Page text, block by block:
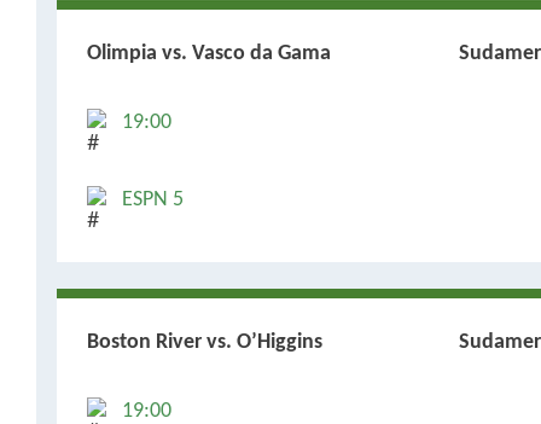
Olimpia vs. Vasco da Gama
19:00
ESPN 5
Boston River vs. O’Higgins
19:00